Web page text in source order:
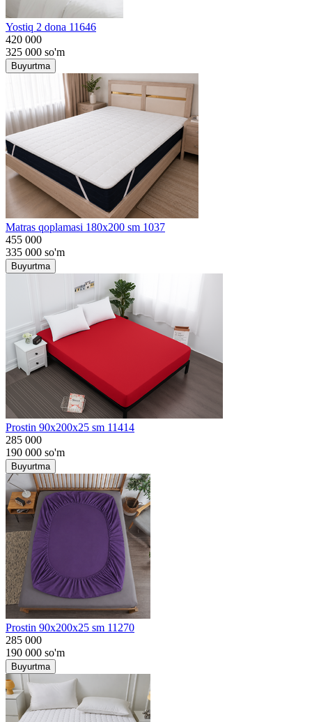
Yostiq 2 dona 11646
420 000
325 000 so'm
Buyurtma
Matras qoplamasi 180x200 sm 1037
455 000
335 000 so'm
Buyurtma
Prostin 90x200x25 sm 11414
285 000
190 000 so'm
Buyurtma
Prostin 90x200x25 sm 11270
285 000
190 000 so'm
Buyurtma